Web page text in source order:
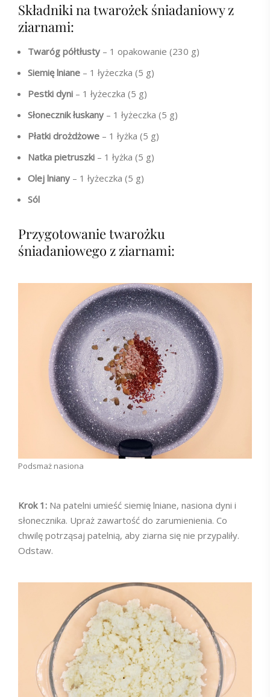
Składniki na twarożek śniadaniowy z
ziarnami:
Twaróg półtłusty – 1 opakowanie (230 g)
Siemię lniane – 1 łyżeczka (5 g)
Pestki dyni – 1 łyżeczka (5 g)
Słonecznik łuskany – 1 łyżeczka (5 g)
Płatki drożdżowe – 1 łyżka (5 g)
Natka pietruszki – 1 łyżka (5 g)
Olej lniany – 1 łyżeczka (5 g)
Sól
Przygotowanie twarożku
śniadaniowego z ziarnami:
Podsmaż nasiona
Krok 1: Na patelni umieść siemię lniane, nasiona dyni i
słonecznika. Upraż zawartość do zarumienienia. Co
chwilę potrząsaj patelnią, aby ziarna się nie przypaliły.
Odstaw.